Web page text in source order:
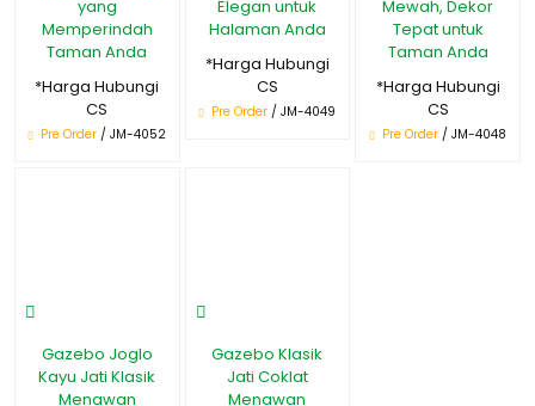
yang
Memperindah
Taman Anda
*Harga Hubungi
CS
Pre Order / JM-4052
Elegan untuk
Halaman Anda
*Harga Hubungi
CS
Pre Order / JM-4049
Mewah, Dekor
Tepat untuk
Taman Anda
*Harga Hubungi
CS
Pre Order / JM-4048
Gazebo Joglo
Kayu Jati Klasik
Menawan
Gazebo Klasik
Jati Coklat
Menawan